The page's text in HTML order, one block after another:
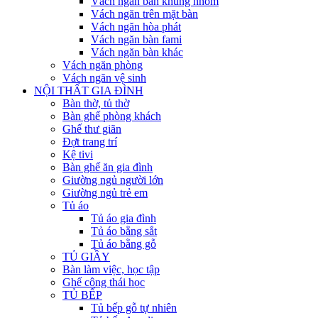
Vách ngăn trên mặt bàn
Vách ngăn hòa phát
Vách ngăn bàn fami
Vách ngăn bàn khác
Vách ngăn phòng
Vách ngăn vệ sinh
NỘI THẤT GIA ĐÌNH
Bàn thờ, tủ thờ
Bàn ghế phòng khách
Ghế thư giãn
Đợt trang trí
Kệ tivi
Bàn ghế ăn gia đình
Giường ngủ người lớn
Giường ngủ trẻ em
Tủ áo
Tủ áo gia đình
Tủ áo bằng sắt
Tủ áo bằng gỗ
TỦ GIẦY
Bàn làm việc, học tập
Ghế công thái học
TỦ BẾP
Tủ bếp gỗ tự nhiên